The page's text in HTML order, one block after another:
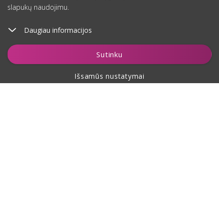
slapukų naudojimu.
Daugiau informacijos
Sutinku
Išsamūs nustatymai
Įdėti į krepšelį